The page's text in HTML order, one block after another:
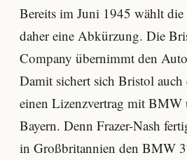
Bereits im Juni 1945 wählt die
daher eine Abkürzung. Die
Company übernimmt den
Damit sichert sich Bristol
einen Lizenzvertrag mit
Bayern. Denn Frazer-Nash
in Großbritannien den BMW